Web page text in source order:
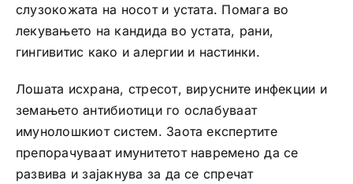
слузокожата на носот и устата. Помага во
лекувањето на кандида во устата, рани,
гингивитис како и алергии и настинки.
Лошата исхрана, стресот, вирусните инфекции и
земањето антибиотици го ослабуваат
имунолошкиот систем. Заота експертите
препорачуваат имунитетот навремено да се
развива и зајакнува за да се спречат